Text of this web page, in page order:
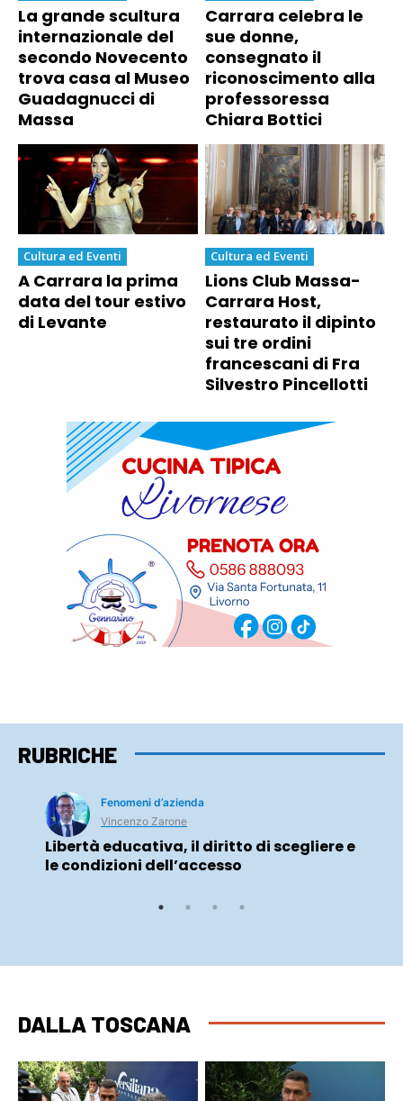
La grande scultura
internazionale del
secondo Novecento
trova casa al Museo
Guadagnucci di
Massa
Carrara celebra le
sue donne,
consegnato il
riconoscimento alla
professoressa
Chiara Bottici
Cultura ed Eventi
A Carrara la prima
data del tour estivo
di Levante
Cultura ed Eventi
Lions Club Massa-
Carrara Host,
restaurato il dipinto
sui tre ordini
francescani di Fra
Silvestro Pincellotti
RUBRICHE
Fenomeni d’azienda
Vincenzo Zarone
Libertà educativa, il diritto di scegliere e
le condizioni dell’accesso
DALLA TOSCANA